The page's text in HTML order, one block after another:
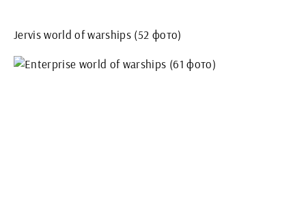
Jervis world of warships (52 фото)